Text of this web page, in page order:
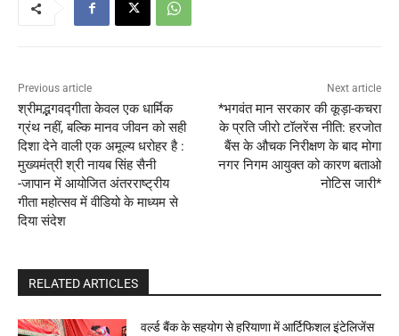
Previous article
श्रीमद्भगवद्गीता केवल एक धार्मिक
ग्रंथ नहीं, बल्कि मानव जीवन को सही
दिशा देने वाली एक अमूल्य धरोहर है :
मुख्यमंत्री श्री नायब सिंह सैनी
-जापान में आयोजित अंतरराष्ट्रीय
गीता महोत्सव में वीडियो के माध्यम से
दिया संदेश
Next article
*भगवंत मान सरकार की कूड़ा-कचरा
के प्रति जीरो टॉलरेंस नीति: हरजोत
बैंस के औचक निरीक्षण के बाद मोगा
नगर निगम आयुक्त को कारण बताओ
नोटिस जारी*
RELATED ARTICLES
वर्ल्ड बैंक के सहयोग से हरियाणा में आर्टिफिशल इंटेलिजेंस